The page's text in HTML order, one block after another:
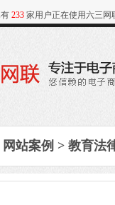
233 家用户正在使用六三网
网站案例 > 教育法